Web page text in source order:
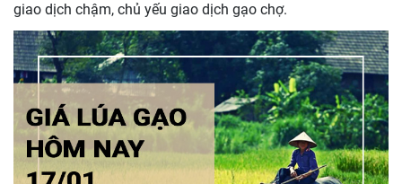
giao dịch chậm, chủ yếu giao dịch gạo chợ.